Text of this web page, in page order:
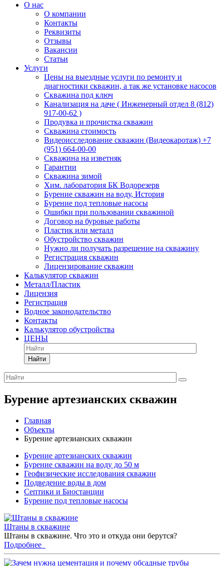
О нас
О компании
Контакты
Реквизиты
Отзывы
Вакансии
Статьи
Услуги
Цены на выездные услуги по ремонту и
диагностики скважин, а так же установке насосов
Скважина под ключ
Канализация на даче ( Инженерный отдел 8 (812)
917-00-62 )
Продувка и прочистка скважин
Скважина стоимость
Видеоисследование скважин (Видеокаротаж) +7
(951) 664-00-00
Скважина на изветняк
Гарантии
Скважина зимой
Хим. лаборатория БК Водорезерв
Бурение скважин на воду, История
Бурение под тепловые насосы
Ошибки при пользовании скважиной
Договор на буровые работы
Пластик или металл
Обустройство скважин
Нужно ли получать разрешение на скважину
Регистрация скважин
Лицензирование скважин
Калькулятор скважин
Металл/Пластик
Лицензия
Регистрация
Водное законодательство
Контакты
Калькулятор обустройства
ЦЕНЫ
Найти
Бурение артезианских скважин
Главная
Объекты
Бурение артезианских скважин
Бурение артезианских скважин
Бурение скважин на воду до 50 м
Геофизические исследования скважин
Подведение воды в дом
Септики и Биостанции
Бурение под тепловые насосы
Штаны в скважине
Штаны в скважине. Что это и откуда они берутся?
Подробнее